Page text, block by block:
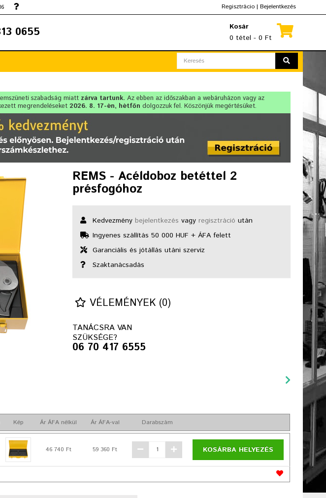
Regisztrácio | Bejelentkezés
0655
Kosár
0 tétel - 0 Ft
szabadság miatt zárva tartunk. Az ebben az időszakban a webáruházon vagy az
megrendeléseket 2026. 8. 17-én, hétfőn dolgozzuk fel. Köszönjük megértésüket.
REMS - Acéldoboz betéttel 2
présfogóhoz
Kedvezménybejelentkezés vagyregisztráció után
Ingyenes szállítás 50 000 HUF + ÁFA felett
Garanciális és jótállás utáni szerviz
Szaktanácsadás
VÉLEMÉNYEK (0)
TANÁCSRA VAN
SZÜKSÉGE?
06 70 417 6555
Kép Ár ÁFA nélkül Ár ÁFA-val Darabszám
46 740 Ft 59 360 Ft KOSÁRBA HELYEZÉS